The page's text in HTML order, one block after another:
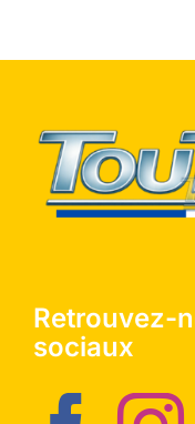
Retrouvez-
sociaux